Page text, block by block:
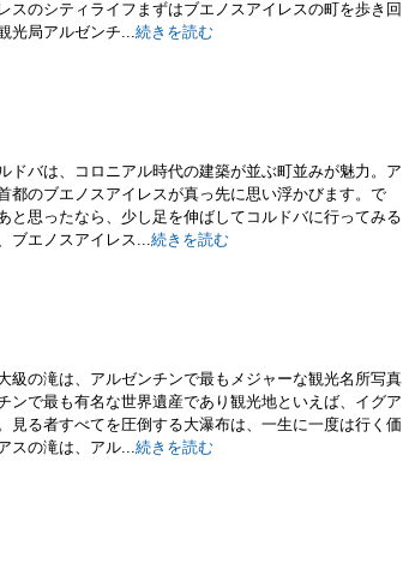
スのシティライフまずはブエノスアイレスの町を歩き回
光局アルゼンチ...続きを読む
ドバは、コロニアル時代の建築が並ぶ町並みが魅力。ア
都のブエノスアイレスが真っ先に思い浮かびます。で
と思ったなら、少し足を伸ばしてコルドバに行ってみる
ブエノスアイレス...続きを読む
級の滝は、アルゼンチンで最もメジャーな観光名所写真
ンで最も有名な世界遺産であり観光地といえば、イグア
見る者すべてを圧倒する大瀑布は、一生に一度は行く価
スの滝は、アル...続きを読む